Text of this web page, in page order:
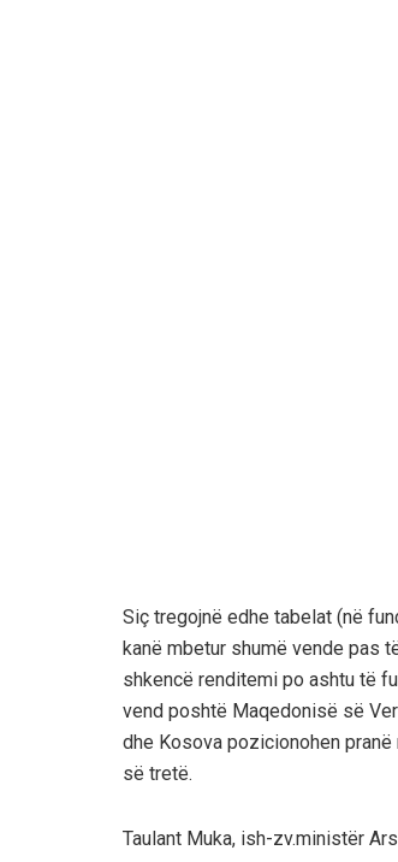
Siç tregojnë edhe tabelat (në
kanë mbetur shumë vende pas
shkencë renditemi po ashtu të
vend poshtë Maqedonisë së
dhe Kosova pozicionohen
së tretë.
Taulant Muka, ish-zv.ministër